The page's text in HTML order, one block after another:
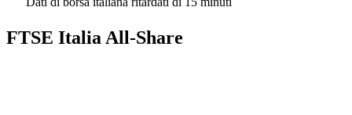
FTSE Italia All-Share